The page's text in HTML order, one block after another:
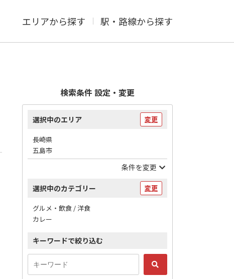
エリアから探す 駅・路線から探す
検索条件 設定・変更
選択中のエリア 変更
長崎県
五島市
条件を変更
選択中のカテゴリー 変更
グルメ・飲食 / 洋食
カレー
キーワードで絞り込む